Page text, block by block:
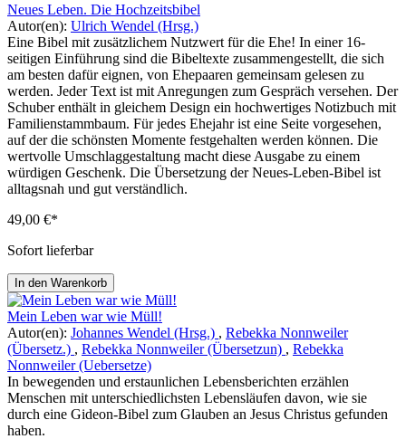
Neues Leben. Die Hochzeitsbibel
Autor(en): Ulrich Wendel (Hrsg.)
Eine Bibel mit zusätzlichem Nutzwert für die Ehe! In einer 16-
seitigen Einführung sind die Bibeltexte zusammengestellt, die sich
am besten dafür eignen, von Ehepaaren gemeinsam gelesen zu
werden. Jeder Text ist mit Anregungen zum Gespräch versehen. Der
Schuber enthält in gleichem Design ein hochwertiges Notizbuch mit
Familienstammbaum. Für jedes Ehejahr ist eine Seite vorgesehen,
auf der die schönsten Momente festgehalten werden können. Die
wertvolle Umschlaggestaltung macht diese Ausgabe zu einem
würdigen Geschenk. Die Übersetzung der Neues-Leben-Bibel ist
alltagsnah und gut verständlich.
49,00 €*
Sofort lieferbar
In den Warenkorb
Mein Leben war wie Müll!
Autor(en): Johannes Wendel (Hrsg.) , Rebekka Nonnweiler
(Übersetz.) , Rebekka Nonnweiler (Übersetzun) , Rebekka
Nonnweiler (Uebersetze)
In bewegenden und erstaunlichen Lebensberichten erzählen
Menschen mit unterschiedlichsten Lebensläufen davon, wie sie
durch eine Gideon-Bibel zum Glauben an Jesus Christus gefunden
haben.